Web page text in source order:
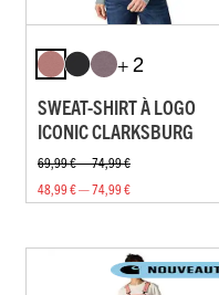
+ 2
SWEAT-SHIRT À LOGO
ICONIC CLARKSBURG
69,99 € — 74,99 €
48,99 € — 74,99 €